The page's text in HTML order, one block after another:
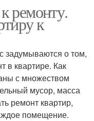
ремонту.
к
задумываются о том,
в квартире. Как
с множеством
мусор, масса
ремонт квартир,
помещение.